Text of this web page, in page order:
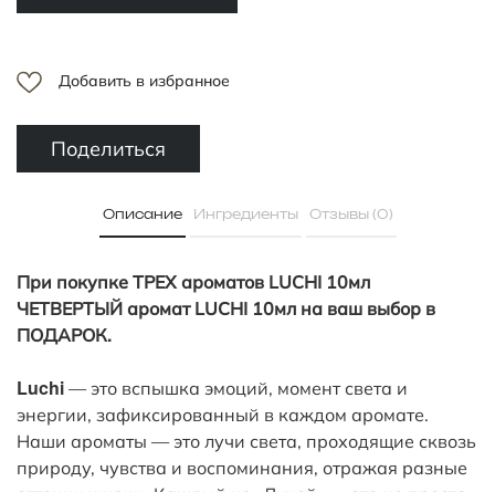
Добавить в избранное
Поделиться
Описание Ингредиенты Отзывы (0)
При покупке ТРЕХароматов LUCHI 10мл
ЧЕТВЕРТЫЙ аромат LUCHI 10мл на ваш выбор в
ПОДАРОК.
Luchi — это вспышка эмоций, момент света и
энергии, зафиксированный в каждом аромате.
Наши ароматы — это лучи света, проходящие сквозь
природу, чувства и воспоминания, отражая разные